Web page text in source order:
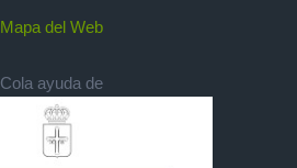
Mapa del Web
Cola ayuda de